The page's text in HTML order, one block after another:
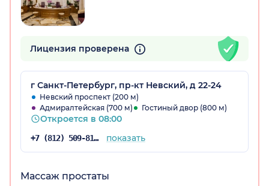
Лицензия проверена
г Санкт-Петербург, пр-кт Невский, д 22-24
Невский проспект (200 м)
Адмиралтейская (700 м)
Гостиный двор (800 м)
Откроется в 08:00
+7 (812) 509-81-76 показать
Массаж простаты